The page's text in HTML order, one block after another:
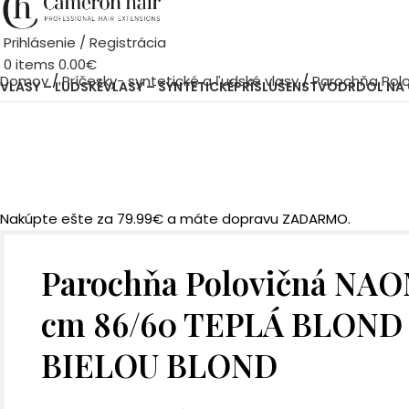
Prihlásenie / Registrácia
0 items 0.00€
VLASY – ĽUDSKÉVLASY – SYNTETICKÉPRÍSLUŠENSTVODRDOL NA
Domov Príčesky- syntetické a ľudské vlasy Parochňa
Nakúpte ešte za 79.99€a máte dopravu ZADARMO.
Parochňa Polovičná
cm 86/60 TEPLÁ BLOND
BIELOU BLOND